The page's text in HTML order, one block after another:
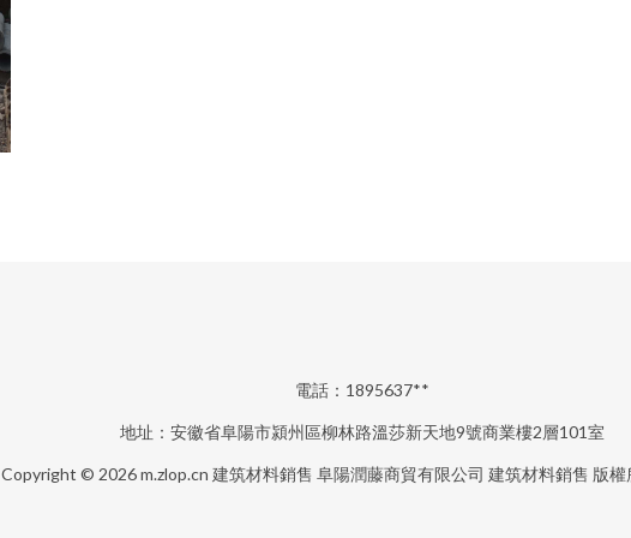
電話：1895637**
地址：安徽省阜陽市潁州區柳林路溫莎新天地9號商業樓2層101室
Copyright © 2026m.zlop.cn 建筑材料銷售 阜陽潤藤商貿有限公司 建筑材料銷售 版權